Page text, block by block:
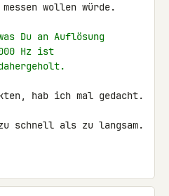
wollen würde.
Du an Auflösung
Hz ist
hab ich mal gedacht.
schnell als zu langsam.